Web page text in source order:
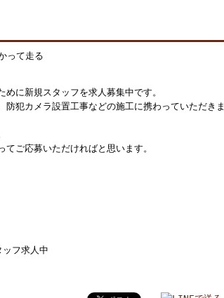
に新規スタッフを求人募集中です。
犯カメラ設置工事などの施工に携わっていただきま
ご応募いただければと思います。
フ求人中